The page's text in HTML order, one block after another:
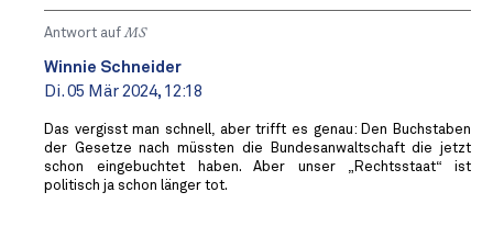
Antwort aufMS
Winnie Schneider
Di. 05 Mär 2024, 12:18
Das vergisst man schnell, aber trifft es genau: Den Buchstaben
der Gesetze nach müssten die Bundesanwaltschaft die jetzt
schon eingebuchtet haben. Aber unser „Rechtsstaat“ ist
politisch ja schon länger tot.